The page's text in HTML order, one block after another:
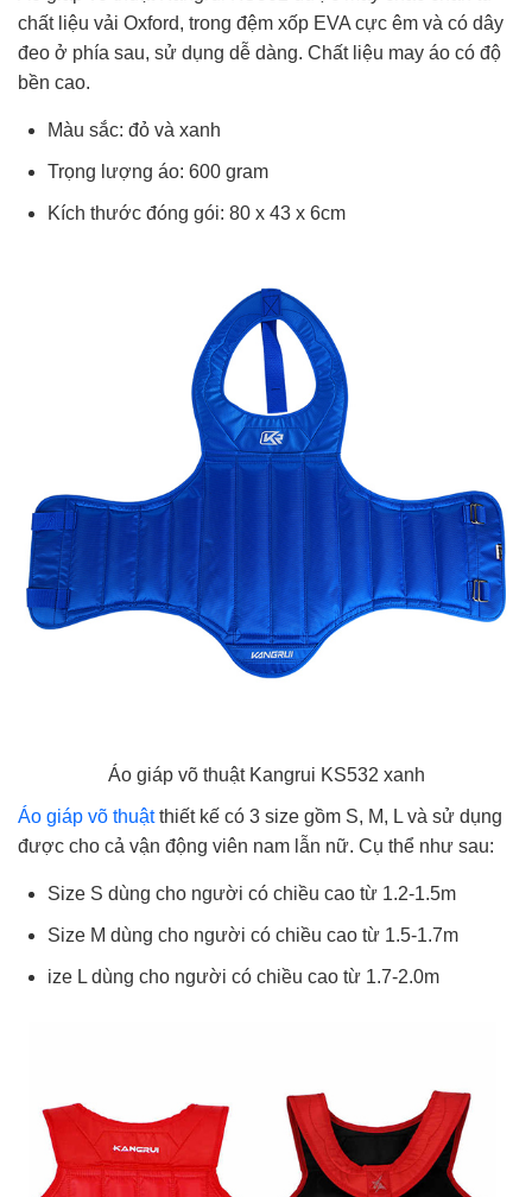
chất liệu vải Oxford, trong đệm xốp EVA cực êm và có dây
đeo ở phía sau, sử dụng dễ dàng. Chất liệu may áo có độ
bền cao.
Màu sắc: đỏ và xanh
Trọng lượng áo: 600 gram
Kích thước đóng gói: 80 x 43 x 6cm
Áo giáp võ thuật Kangrui KS532 xanh
Áo giáp võ thuậtthiết kế có 3 size gồm S, M, L và sử dụng
được cho cả vận động viên nam lẫn nữ. Cụ thể như sau:
Size S dùng cho người có chiều cao từ 1.2-1.5m
Size M dùng cho người có chiều cao từ 1.5-1.7m
ize L dùng cho người có chiều cao từ 1.7-2.0m